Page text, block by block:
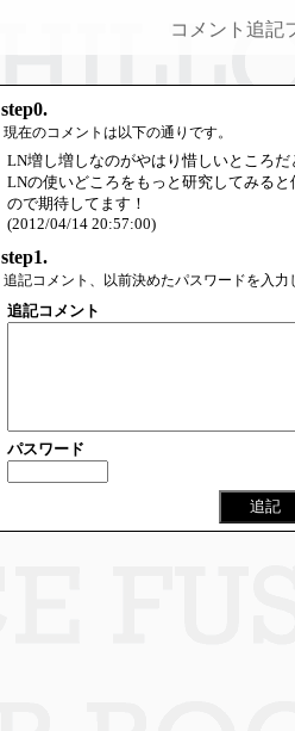
コメント追記
step0.
現在のコメントは以下の通りです。
LN増し増しなのがやはり惜しいところだ
LNの使いどころをもっと研究してみる
ので期待してます！
(2012/04/14 20:57:00)
step1.
追記コメント、以前決めたパスワードを入力
追記コメント
パスワード
追記